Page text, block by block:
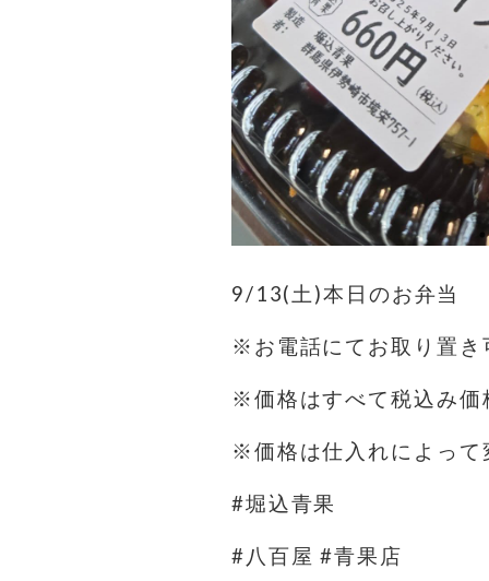
9/13(土)本日のお弁当
※お電話にてお取り置き
※価格はすべて税込み価
※価格は仕入れによって
#堀込青果
#八百屋 #青果店